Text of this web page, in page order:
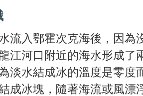
流入鄂霍次克海後，因為
江河口附近的海水形成了
淡水結成冰的溫度是零度
成冰塊，隨著海流或風漂